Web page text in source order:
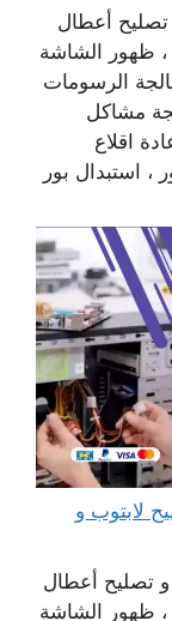
تصليح أعطال
، ظهور الشاشة
الرسومات
مشاكل
اقلاع
استبدال بور
صبحان 65511033 تصليح لابتوب و
تصليح أعطال
، ظهور الشاشة